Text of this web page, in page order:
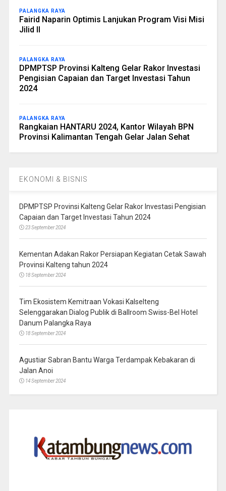
PALANGKA RAYA
Fairid Naparin Optimis Lanjukan Program Visi Misi
Jilid II
PALANGKA RAYA
DPMPTSP Provinsi Kalteng Gelar Rakor Investasi
Pengisian Capaian dan Target Investasi Tahun
2024
PALANGKA RAYA
Rangkaian HANTARU 2024, Kantor Wilayah BPN
Provinsi Kalimantan Tengah Gelar Jalan Sehat
EKONOMI & BISNIS
DPMPTSP Provinsi Kalteng Gelar Rakor Investasi Pengisian
Capaian dan Target Investasi Tahun 2024
23 September 2024
Kementan Adakan Rakor Persiapan Kegiatan Cetak Sawah
Provinsi Kalteng tahun 2024
18 September 2024
Tim Ekosistem Kemitraan Vokasi Kalselteng
Selenggarakan Dialog Publik di Ballroom Swiss-Bel Hotel
Danum Palangka Raya
18 September 2024
Agustiar Sabran Bantu Warga Terdampak Kebakaran di
Jalan Anoi
14 September 2024